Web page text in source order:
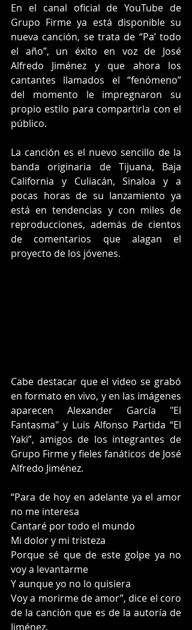
En el canal oficial de YouTube de
Grupo Firme ya está disponible su
nueva canción, se trata de “Pa’ todo
el año”, un éxito en voz de José
Alfredo Jiménez y que ahora los
cantantes llamados el “fenómeno”
del momento le impregnaron su
propio estilo para compartirla con el
público.
La canción es el nuevo sencillo de la
banda originaria de Tijuana, Baja
California y Culiacán, Sinaloa y a
pocas horas de su lanzamiento ya
está en tendencias y con miles de
reproducciones, además de cientos
de comentarios que alagan el
proyecto de los jóvenes.
Cabe destacar que el video se grabó
en formato en vivo, y en las imágenes
aparecen Alexander García "El
Fantasma" y Luis Alfonso Partida “El
Yaki”, amigos de los integrantes de
Grupo Firme y fieles fanáticos de José
Alfredo Jiménez.
“Para de hoy en adelante ya el amor
no me interesa
Cantaré por todo el mundo
Mi dolor y mi tristeza
Porque sé que de este golpe ya no
voy a levantarme
Y aunque yo no lo quisiera
Voy a morirme de amor”, dice el coro
de la canción que es de la autoría de
Jiménez.